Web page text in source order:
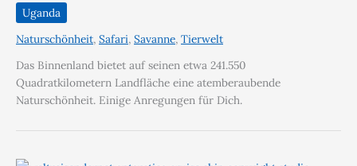
Uganda
Naturschönheit, Safari, Savanne, Tierwelt
Das Binnenland bietet auf seinen etwa 241.550
Quadratkilometern Landfläche eine atemberaubende
Naturschönheit. Einige Anregungen für Dich.